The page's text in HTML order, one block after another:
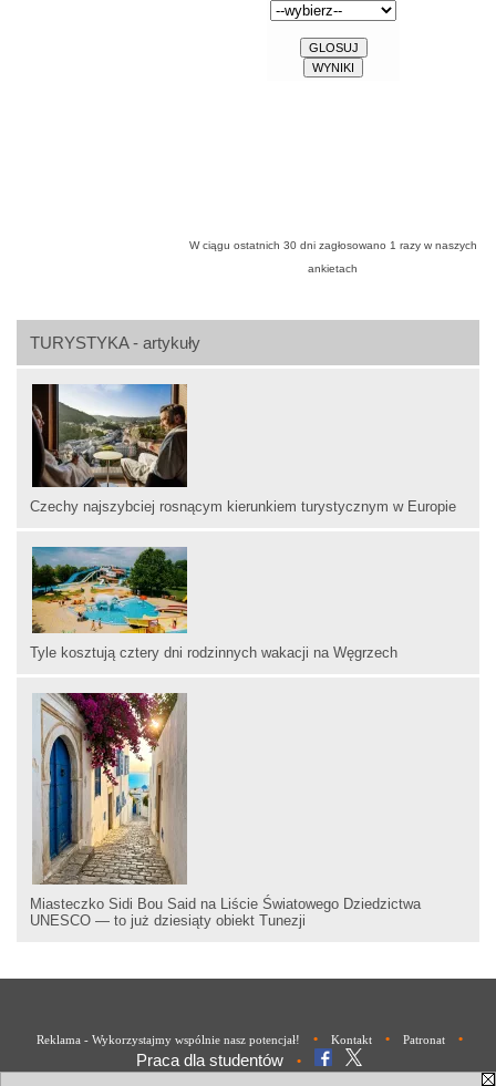
TURYSTYKA - artykuły
Czechy najszybciej rosnącym kierunkiem turystycznym w Europie
Tyle kosztują cztery dni rodzinnych wakacji na Węgrzech
Miasteczko Sidi Bou Said na Liście Światowego Dziedzictwa
UNESCO — to już dziesiąty obiekt Tunezji
W ciągu ostatnich 30 dni zagłosowano 1 razy w naszych
ankietach
Reklama - Wykorzystajmy wspólnie nasz potencjał! • Kontakt • Patronat •
Praca dla studentów •